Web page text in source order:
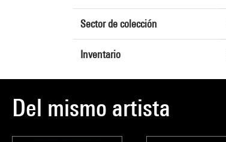
Sector de colección
Inventario
Del mismo artista